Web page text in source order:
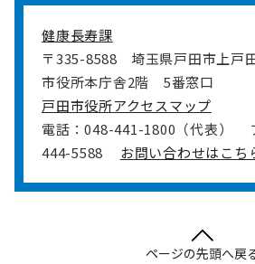
健康長寿課
〒335-8588
埼玉県戸田市上戸
市役所本庁舎2階 5番窓口
戸田市役所アクセスマップ
電話：048-441-1800（代表）
444-5588
お問い合わせはこち
ページの先頭へ戻